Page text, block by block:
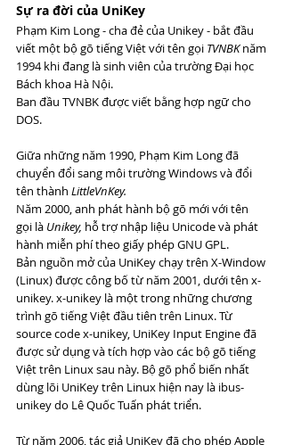
Sự ra đời của UniKey
Phạm Kim Long - cha đẻ của Unikey - bắt đầu
viết một bộ gõ tiếng Việt với tên gọi TVNBK năm
1994 khi đang là sinh viên của trường Đại học
Bách khoa Hà Nội.
Ban đầu TVNBK được viết bằng hợp ngữ cho
DOS.
Giữa những năm 1990, Phạm Kim Long đã
chuyển đổi sang môi trường Windows và đổi
tên thành LittleVnKey.
Năm 2000, anh phát hành bộ gõ mới với tên
gọi là Unikey, hỗ trợ nhập liệu Unicode và phát
hành miễn phí theo giấy phép GNU GPL.
Bản nguồn mở của UniKey chạy trên X-Window
(Linux) được công bố từ năm 2001, dưới tên x-
unikey. x-unikey là một trong những chương
trình gõ tiếng Việt đầu tiên trên Linux. Từ
source code x-unikey, UniKey Input Engine đã
được sử dụng và tích hợp vào các bộ gõ tiếng
Việt trên Linux sau này. Bộ gõ phổ biến nhất
dùng lõi UniKey trên Linux hiện nay là ibus-
unikey do Lê Quốc Tuấn phát triển.
Từ năm 2006, tác giả UniKey đã cho phép Apple